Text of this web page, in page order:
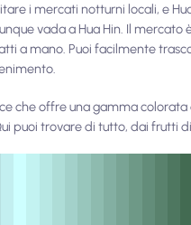
i mercati notturni locali, e
vada a Hua Hin. Il
a mano. Puoi facilmente
che offre una gamma
puoi trovare di tutto, dai frutti